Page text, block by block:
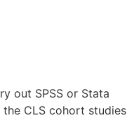
out SPSS or Stata
CLS cohort studies